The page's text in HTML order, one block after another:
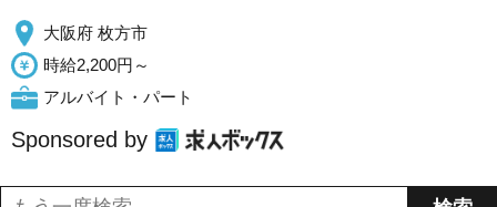
大阪府 枚方市
時給2,200円～
アルバイト・パート
Sponsored by